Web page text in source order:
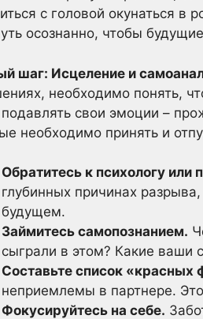
с головой окунаться
осознанно, чтобы
шаг: Исцеление и
необходимо понять,
подавлять свои эмоции –
необходимо принять и
Обратитесь к психологу или
глубинных причинах
будущем.
Займитесь самопознанием.
сыграли в этом? Какие ваши
Составьте список «красных
неприемлемы в партнере.
Фокусируйтесь на себе.